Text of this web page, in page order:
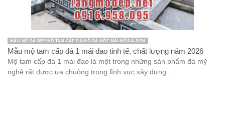
MẪU MỘ ĐÁ ĐẸP MỘ TAM CẤP ĐÁ MỘ ĐÁ MỘT MÁI MỘ ĐÁ ĐƠN
Mẫu mộ tam cấp đá 1 mái đao tinh tế, chất lượng năm 2026
Mộ tam cấp đá 1 mái đao là một trong những sản phẩm đá mỹ
nghệ rất được ưa chuộng trong lĩnh vực xây dựng ...